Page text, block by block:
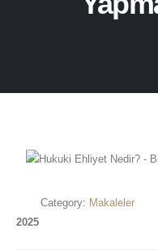
Category: Makaleler
2025